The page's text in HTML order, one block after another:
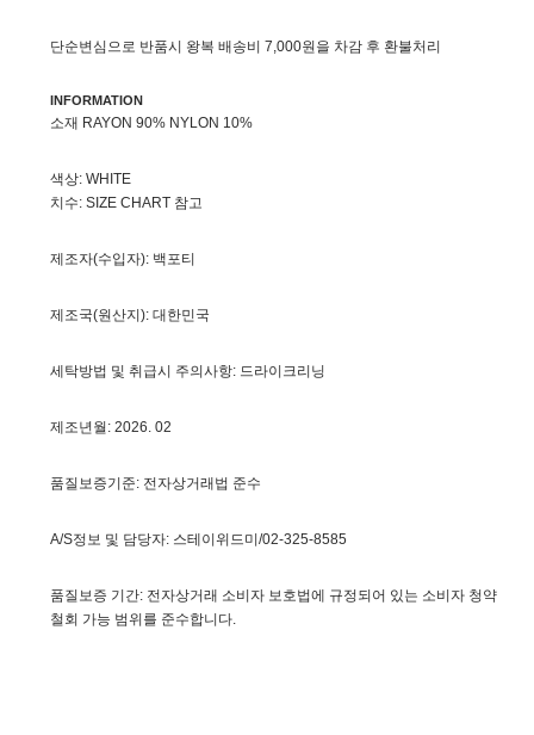
단순변심으로 반품시 왕복 배송비 7,000원을 차감 후 환불처리
INFORMATION
소재 RAYON 90% NYLON 10%
색상: WHITE
치수: SIZE CHART 참고
제조자(수입자): 백포티
제조국(원산지): 대한민국
세탁방법 및 취급시 주의사항: 드라이크리닝
제조년월: 2026. 02
품질보증기준: 전자상거래법 준수
A/S정보 및 담당자: 스테이위드미/02-325-8585
품질보증 기간: 전자상거래 소비자 보호법에 규정되어 있는 소비자 청약
철회 가능 범위를 준수합니다.